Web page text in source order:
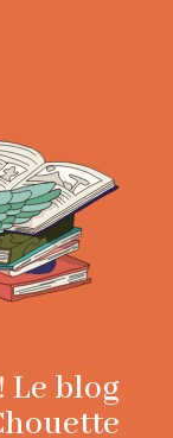
Le blog